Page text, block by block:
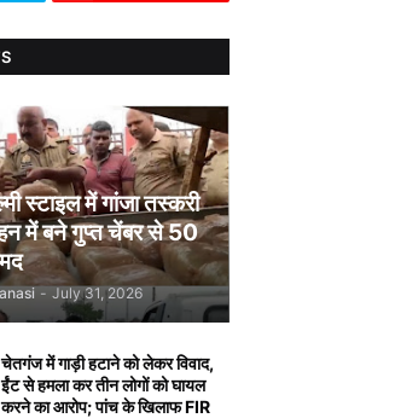
स्टाइल में गांजा तस्करी
में बने गुप्त चेंबर से 50
- July 31, 2026
चेतगंज में गाड़ी हटाने को लेकर विवाद,
ईंट से हमला कर तीन लोगों को घायल
करने का आरोप; पांच के खिलाफ FIR